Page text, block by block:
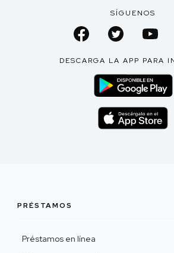
SÍGUENOS
DESCARGA LA APP PARA
PRÉSTAMOS
Préstamos en línea